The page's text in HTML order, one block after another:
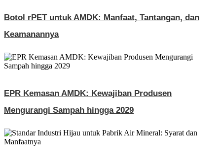
Botol rPET untuk AMDK: Manfaat, Tantangan, dan
Keamanannya
EPR Kemasan AMDK: Kewajiban Produsen
Mengurangi Sampah hingga 2029